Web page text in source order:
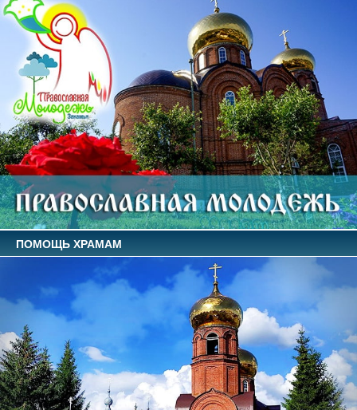
ПОМОЩЬ ХРАМАМ